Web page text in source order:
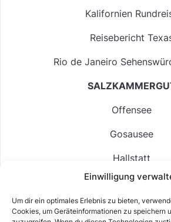
Einwilligung
Um dir ein optimales Erlebnis zu bieten,
Cookies, um Geräteinformationen zu speichern
Kalifornien
Reisebericht
Rio de Janeiro
Offensee
Gosausee
Hallstatt
Langbathsee
Altausseer See